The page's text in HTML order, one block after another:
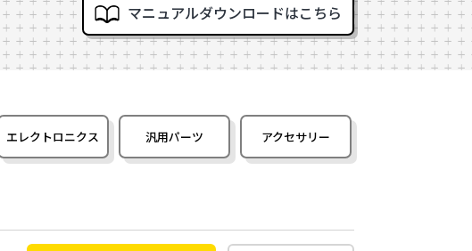
マニュアルダウンロードはこちら
エレクトロニクス 汎用パーツ アクセサリー